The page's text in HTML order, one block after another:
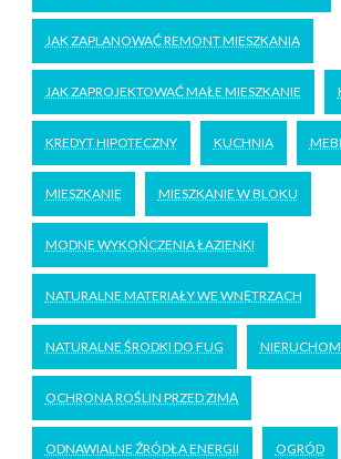
JAK ZAPLANOWAĆ REMONT MIESZKANIA
JAK ZAPROJEKTOWAĆ MAŁE MIESZKANIE
KREDYT HIPOTECZNY KUCHNIA
MIESZKANIE MIESZKANIE W BLOKU
MODNE WYKOŃCZENIA ŁAZIENKI
NATURALNE MATERIAŁY WE WNĘTRZACH
NATURALNE ŚRODKI DO FUG
OCHRONA ROŚLIN PRZED ZIMĄ
ODNAWIALNE ŹRÓDŁA ENERGII OGRÓD